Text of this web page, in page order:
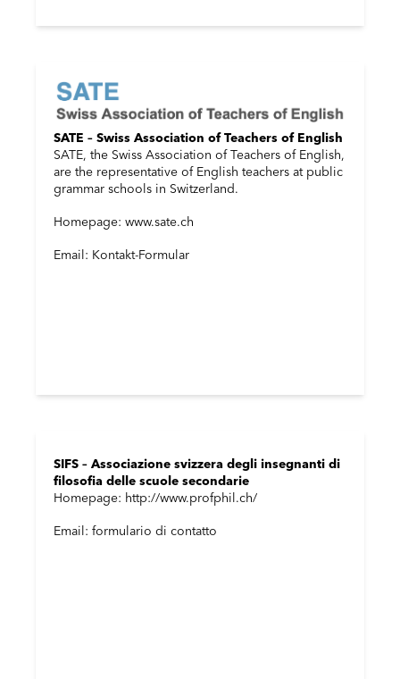
SATE – Swiss Association of Teachers of English
SATE, the Swiss Association of Teachers of English,
are the representative of English teachers at public
grammar schools in Switzerland.
Homepage: www.sate.ch
Email: Kontakt-Formular
SIFS – Associazione svizzera degli insegnanti di
filosofia delle scuole secondarie
Homepage: http://www.profphil.ch/
Email: formulario di contatto